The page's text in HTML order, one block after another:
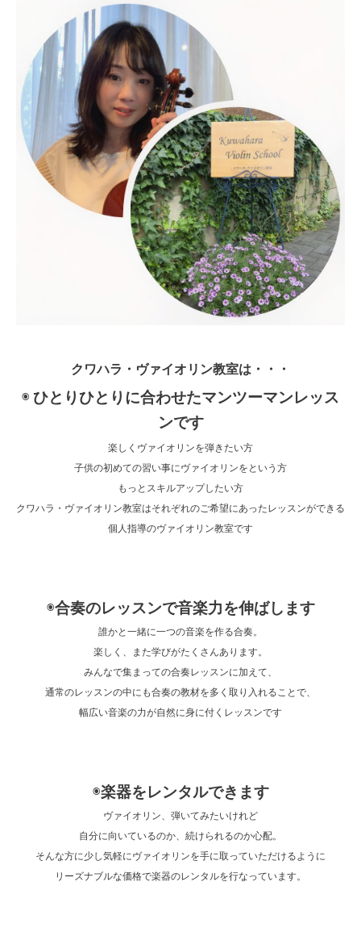
クワハラ・ヴァイオリン教室は・・・
◉ ひとりひとりに合わせたマンツーマンレッス
ンです
楽しくヴァイオリンを弾きたい方
子供の初めての習い事にヴァイオリンをという方
もっとスキルアップしたい方
クワハラ・ヴァイオリン教室はそれぞれのご希望にあったレッスンができる
個人指導のヴァイオリン教室です
◉合奏のレッスンで音楽力を伸ばします
誰かと一緒に一つの音楽を作る合奏。
楽しく、また学びがたくさんあります。
みんなで集まっての合奏レッスンに加えて、
通常のレッスンの中にも合奏の教材を多く取り入れることで、
幅広い音楽の力が自然に身に付くレッスンです
◉楽器をレンタルできます
ヴァイオリン、弾いてみたいけれど
自分に向いているのか、続けられるのか心配。
そんな方に少し気軽にヴァイオリンを手に取っていただけるように
リーズナブルな価格で楽器のレンタルを行なっています。